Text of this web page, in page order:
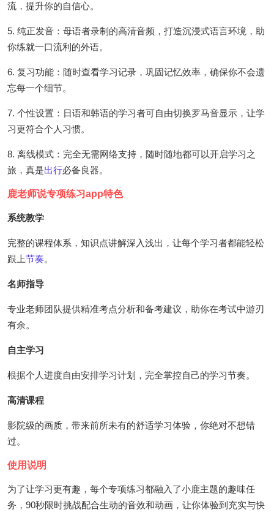
流，提升你的自信心。
5. 纯正发音：母语者录制的高清音频，打造沉浸式语言环境，助
你练就一口流利的外语。
6. 复习功能：随时查看学习记录，巩固记忆效率，确保你不会遗
忘每一个细节。
7. 个性设置：日语和韩语的学习者可自由切换罗马音显示，让学
习更符合个人习惯。
8. 离线模式：完全无需网络支持，随时随地都可以开启学习之
旅，真是出行必备良器。
鹿老师说专项练习app特色
系统教学
完整的课程体系，知识点讲解深入浅出，让每个学习者都能轻松
跟上节奏。
名师指导
专业老师团队提供精准考点分析和备考建议，助你在考试中游刃
有余。
自主学习
根据个人进度自由安排学习计划，完全掌控自己的学习节奏。
高清课程
影院级的画质，带来前所未有的舒适学习体验，你绝对不想错
过。
使用说明
为了让学习更有趣，每个专项练习都融入了小鹿主题的趣味任
务，90秒限时挑战配合生动的音效和动画，让你体验到充实与快